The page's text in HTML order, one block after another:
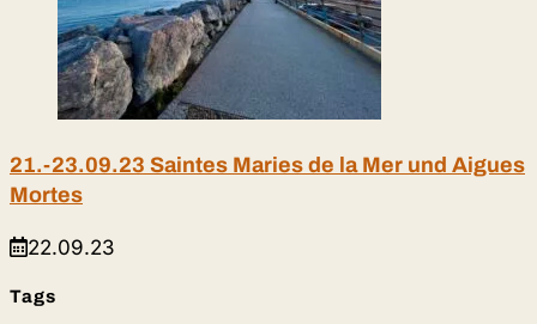
21.-23.09.23 Saintes Maries de la Mer und Aigues
Mortes
22.09.23
Tags